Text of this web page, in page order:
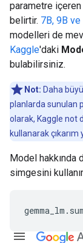
parametre içeren
belirtir. 7B, 9B
modelleri de
Kaggle'daki
bulabilirsiniz.
Not: Daha
planlarda sunulan
olarak, Kaggle not
kullanarak çıkarım
Model hakkında
simgesini
gemma_lm .